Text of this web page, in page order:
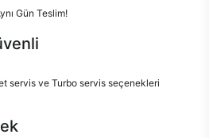
Gün Teslim!
servis ve Turbo servis seçenekleri